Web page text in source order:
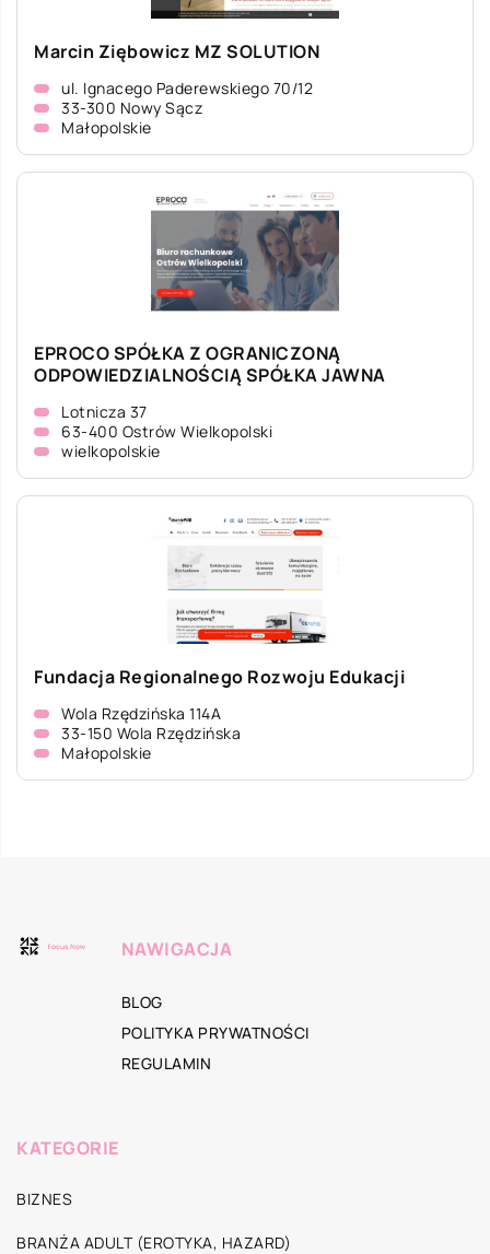
Marcin Ziębowicz MZ SOLUTION
ul. Ignacego Paderewskiego 70/12
33-300 Nowy Sącz
Małopolskie
EPROCO SPÓŁKA Z OGRANICZONĄ
ODPOWIEDZIALNOŚCIĄ SPÓŁKA JAWNA
Lotnicza 37
63-400 Ostrów Wielkopolski
wielkopolskie
Fundacja Regionalnego Rozwoju Edukacji
Wola Rzędzińska 114A
33-150 Wola Rzędzińska
Małopolskie
NAWIGACJA
BLOG
POLITYKA PRYWATNOŚCI
REGULAMIN
KATEGORIE
BIZNES
BRANŻA ADULT (EROTYKA, HAZARD)